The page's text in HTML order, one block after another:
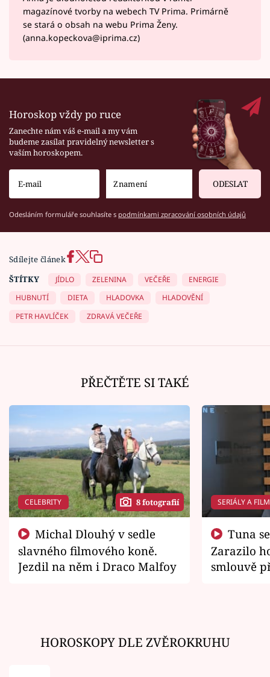
magazínové tvorby na webech TV Prima. Primárně
se stará o obsah na webu Prima Ženy.
(anna.kopeckova@iprima.cz)
Horoskop vždy po ruce
Zanechte nám váš e-mail a my vám
budeme zasílat pravidelný newsletter s
vaším horoskopem.
ODESLAT
Odesláním formuláře souhlasíte s podmínkami zpracování osobních údajů
Sdílejte článek
ŠTÍTKY
JÍDLO ZELENINA VEČEŘE
ENERGIE
HUBNUTÍ
DIETA HLADOVKA
HLADOVĚNÍ
PETR HAVLÍČEK
ZDRAVÁ VEČEŘE
PŘEČTĚTE SI TAKÉ
CELEBRITY 8 fotografií
slavného filmového koně.
Jezdil na něm i Draco Malfoy
SERIÁLY A
Zarazilo
smlouvě
HOROSKOPY DLE ZVĚROKRUHU